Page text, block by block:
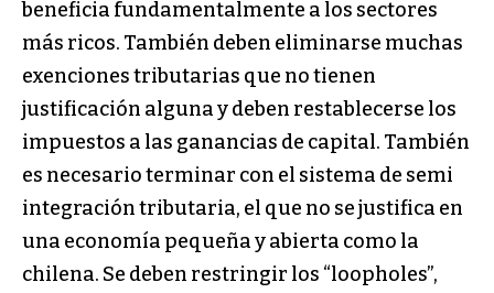
beneficia fundamentalmente a los sectores
más ricos. También deben eliminarse muchas
exenciones tributarias que no tienen
justificación alguna y deben restablecerse los
impuestos a las ganancias de capital. También
es necesario terminar con el sistema de semi
integración tributaria, el que no se justifica en
una economía pequeña y abierta como la
chilena. Se deben restringir los “loopholes”,